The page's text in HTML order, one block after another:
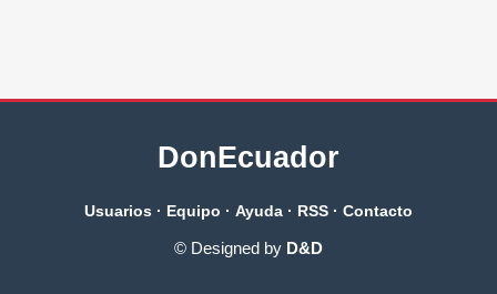
DonEcuador
Usuarios · Equipo · Ayuda · RSS · Contacto
© Designed by D&D